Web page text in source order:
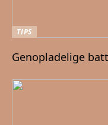
TIPS
Genopladelige